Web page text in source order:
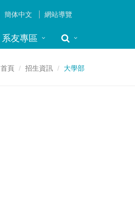
簡体中文 網站導覽
系友專區
首頁 招生資訊 大學部